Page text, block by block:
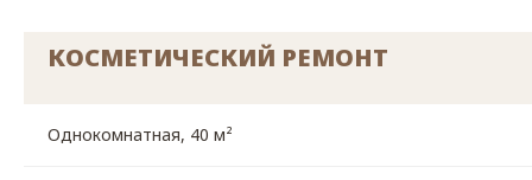
КОСМЕТИЧЕСКИЙ РЕМОНТ
Однокомнатная, 40 м²